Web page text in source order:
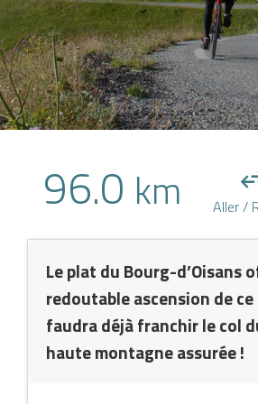
96.0 km Aller /
Le plat du Bourg-d’Oisans
redoutable ascension de
faudra déjà franchir le col
haute montagne assurée !